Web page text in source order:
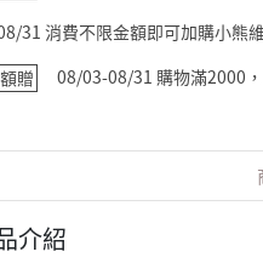
31 消費不限金額即可加購小熊
贈
08/03-08/31 購物滿2000
介紹